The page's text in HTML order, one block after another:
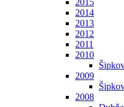
2015
2014
2013
2012
2011
2010
2009
2008